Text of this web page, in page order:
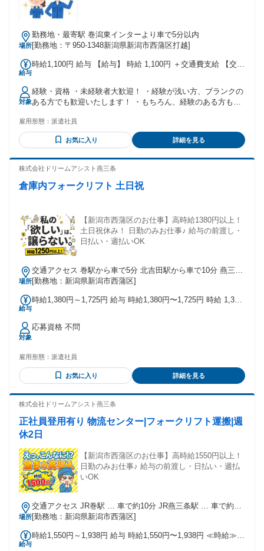
場所
勤務地・最寄駅 巻潟東インターより車で5分以内
[勤務地：〒950-1348新潟県新潟市西蒲区打越]
給与
時給1,100円 給与 【給与】 時給 1,100円 ＋交通費支給 【交通
対象
経験・資格 ・未経験者大歓迎！ ・経験が浅い方、ブランクの
ある方でも歓迎いたします！ ・もちろん、経験のある方も大
躍中！ ・女性活躍中！ ・Iターン･Uターン･Jターンの方も
OK！
雇用形態： 派遣社員
お気に入り 詳細を見る
株式会社ドリームアシスト燕三条
倉庫内フォークリフト 土日祝
【新潟市西蒲区のお仕事】高時給1380円以上！
土日祝休み！ 日勤のみお仕事♪ 給与の前渡し・
日払い・週払いOK
場所
交通アクセス 巻駅から車で5分 北吉田駅から車で10分 燕三条
駅から車で20分
[勤務地：新潟県新潟市西蒲区]
給与
時給1,380円～1,725円 給与 時給1,380円〜1,725円 時給 1,380
対象
応募資格 不問
雇用形態： 派遣社員
お気に入り 詳細を見る
株式会社ドリームアシスト燕三条
正社員登用有り 物流センター|フォークリフト運搬|週
休2日
【新潟市西蒲区のお仕事】高時給1550円以上！
日勤のみお仕事♪ 給与の前渡し・日払い・週払
いOK
場所
交通アクセス JR巻駅 … 車で約10分 JR燕三条駅 … 車で約30
分 JR寺尾駅 … 車で約30分
[勤務地：新潟県新潟市西蒲区]
給与
時給1,550円～1,938円 給与 時給1,550円〜1,938円 ≪時給≫